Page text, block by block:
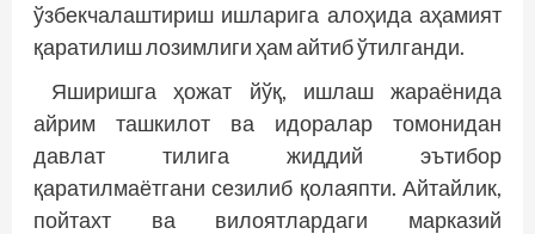
ўзбекчалаштириш ишларига алоҳида аҳамият
қаратилиш лозимлиги ҳам айтиб ўтилганди.
Яширишга ҳожат йўқ, ишлаш жараёнида
айрим ташкилот ва идоралар томонидан
давлат тилига жиддий эътибор
қаратилмаётгани сезилиб қолаяпти. Айтайлик,
пойтахт ва вилоятлардаги марказий